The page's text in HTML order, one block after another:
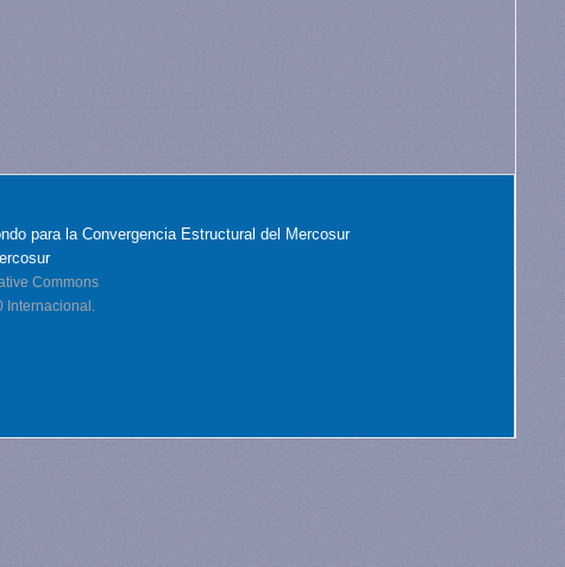
para la Convergencia Estructural del Mercosur
Commons
Internacional.